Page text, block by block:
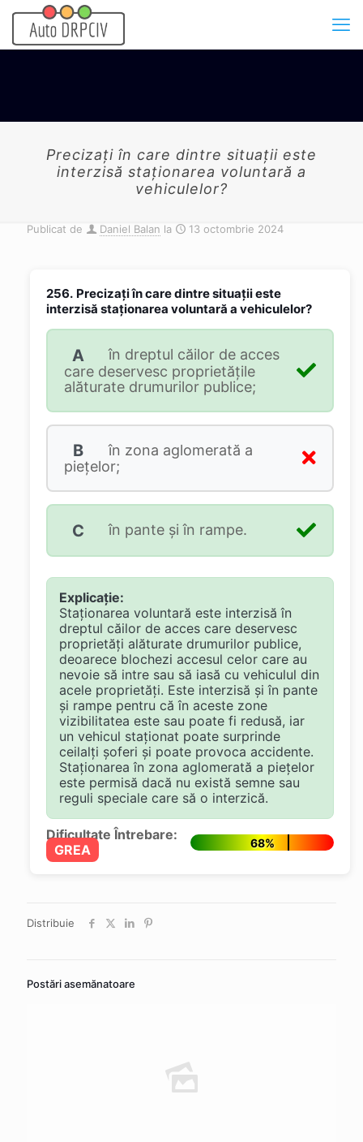
Precizaţi în care dintre situaţii este
interzisă staţionarea voluntară a
vehiculelor?
Publicat de Daniel Balan la 13 octombrie 2024
256. Precizaţi în care dintre situaţii este
interzisă staţionarea voluntară a vehiculelor?
A
în dreptul căilor de acces
care deservesc proprietăţile
alăturate drumurilor publice;
B
în zona aglomerată a
pieţelor;
C în pante şi în rampe.
Explicație:
Staționarea voluntară este interzisă în
dreptul căilor de acces care deservesc
proprietăți alăturate drumurilor publice,
deoarece blochezi accesul celor care au
nevoie să intre sau să iasă cu vehiculul din
acele proprietăți. Este interzisă și în pante
și rampe pentru că în aceste zone
vizibilitatea este sau poate fi redusă, iar
un vehicul staționat poate surprinde
ceilalți șoferi și poate provoca accidente.
Staționarea în zona aglomerată a piețelor
este permisă dacă nu există semne sau
reguli speciale care să o interzică.
Dificultate Întrebare:
GREA
68%
Distribuie
Postări asemănatoare